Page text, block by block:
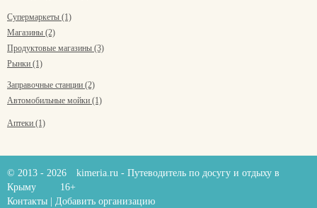
Супермаркеты (1)
Магазины (2)
Продуктовые магазины (3)
Рынки (1)
Заправочные станции (2)
Автомобильные мойки (1)
Аптеки (1)
© 2013 - 2026 kimeria.ru - Путеводитель по досугу и отдыху в
Крыму
16+
Контакты
Добавить организацию